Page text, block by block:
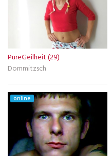
PureGeilheit (29)
Dommitzsch
online